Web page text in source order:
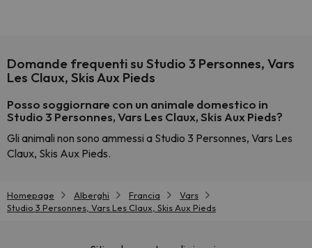
Domande frequenti su Studio 3 Personnes, Vars
Les Claux, Skis Aux Pieds
Posso soggiornare con un animale domestico in
Studio 3 Personnes, Vars Les Claux, Skis Aux Pieds?
Gli animali non sono ammessi a Studio 3 Personnes, Vars Les
Claux, Skis Aux Pieds.
Homepage Alberghi Francia
Vars
Studio 3 Personnes, Vars Les Claux, Skis Aux Pieds